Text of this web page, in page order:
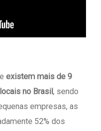
existem mais de 9
no Brasil, sendo
empresas, as
52% dos